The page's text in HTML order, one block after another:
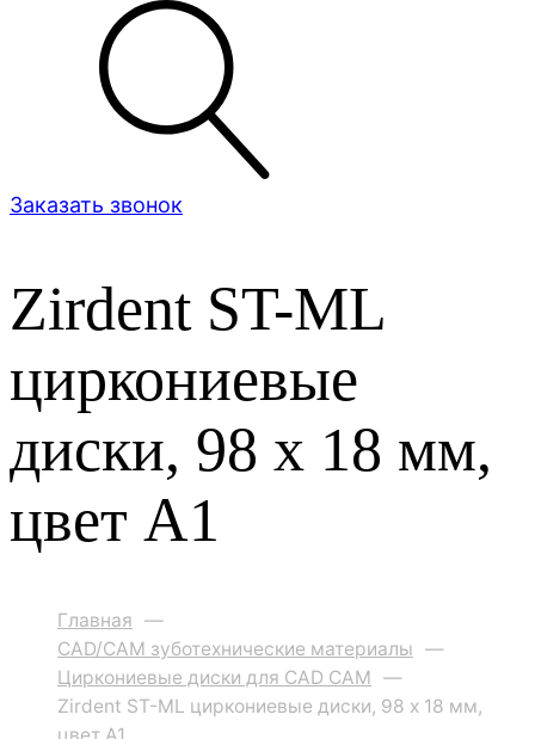
Заказать звонок
Zirdent ST-ML
циркониевые
диски, 98 х 18 мм,
цвет A1
Главная —
CAD/CAM зуботехнические материалы —
Циркониевые диски для CAD CAM —
Zirdent ST-ML циркониевые диски, 98 х 18 мм,